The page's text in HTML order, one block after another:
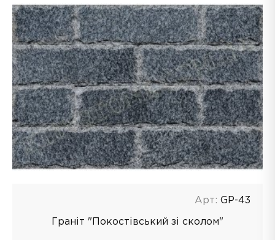
Арт: GP-43
Граніт "Покостівський зі сколом"